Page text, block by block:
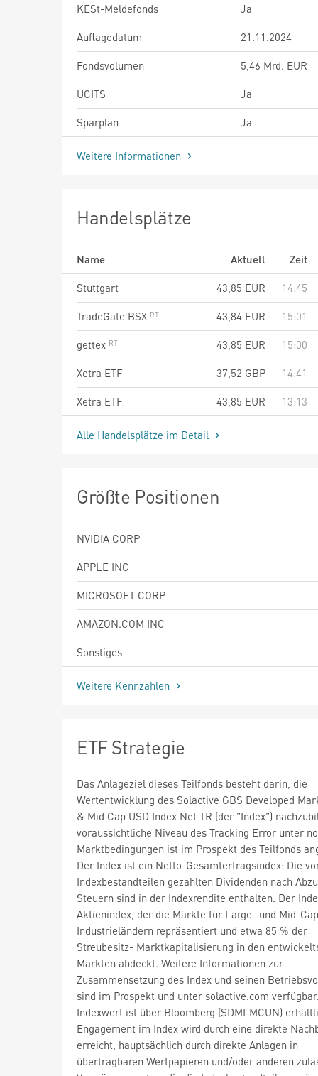
KESt-Meldefonds
Ja
Auflagedatum
21.11.2024
Fondsvolumen
5,46 Mrd. EUR
UCITS
Ja
Sparplan
Ja
Weitere Informationen
Handelsplätze
Name Aktuell
Zeit
Stuttgart
43,85 EUR
14:45
TradeGate BSX
43,84 EUR
15:01
gettex
43,85 EUR
15:00
Xetra ETF
37,52 GBP
14:41
Xetra ETF
43,85 EUR 13:13
Alle Handelsplätze im Detail
Größte Positionen
NVIDIA CORP
APPLE INC
MICROSOFT CORP
AMAZON.COM INC
Sonstiges
Weitere Kennzahlen
ETF Strategie
Das Anlageziel dieses Teilfonds besteht darin, die
Wertentwicklung des Solactive GBS Developed
& Mid Cap USD Index Net TR (der "Index")
voraussichtliche Niveau des Tracking Error unter
Marktbedingungen ist im Prospekt des Teilfonds
Der Index ist ein Netto-Gesamtertragsindex: Die
Indexbestandteilen gezahlten Dividenden nach
Steuern sind in der Indexrendite enthalten. Der
Aktienindex, der die Märkte für Large- und Mid-
Industrieländern repräsentiert und etwa 85 % der
Streubesitz- Marktkapitalisierung in den
Märkten abdeckt. Weitere Informationen zur
Zusammensetzung des Index und seinen
sind im Prospekt und unter solactive.com
Indexwert ist über Bloomberg (SDMLMCUN)
Engagement im Index wird durch eine direkte
erreicht, hauptsächlich durch direkte Anlagen in
übertragbaren Wertpapieren und/oder anderen